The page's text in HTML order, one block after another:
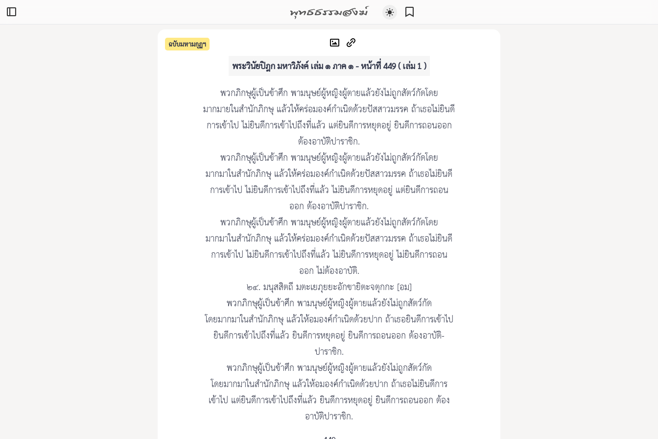
พุทธธรรมสงฆ์
ฉบับมหามกุฏฯ
พระวินัยปิฎก มหาวิภังค์ เล่ม ๑ ภาค ๑ - หน้าที่ 449 ( เล่ม 1 )
พวกภิกษุผู้เป็นข้าศึก พามนุษย์ผู้หญิงผู้ตายแล้วยังไม่ถูกสัตว์กัดโดย
มากมายในสำนักภิกษุ แล้วให้คร่อมองค์กำเนิดด้วยปัสสาวมรรค ถ้าเธอไม่ยินดี
การเข้าไป ไม่ยินดีการเข้าไปถึงที่แล้ว แต่ยินดีการหยุดอยู่ ยินดีการถอนออก
ต้องอาบัติปาราชิก.
พวกภิกษุผู้เป็นข้าศึก พามนุษย์ผู้หญิงผู้ตายแล้วยังไม่ถูกสัตว์กัดโดย
มากมาในสำนักภิกษุ แล้วให้คร่อมองค์กำเนิดด้วยปัสสาวมรรค ถ้าเธอไม่ยินดี
การเข้าไป ไม่ยินดีการเข้าไปถึงที่แล้ว ไม่ยินดีการหยุดอยู่ แต่ยินดีการถอน
ออก ต้องอาบัติปาราชิก.
พวกภิกษุผู้เป็นข้าศึก พามนุษย์ผู้หญิงผู้ตายแล้วยังไม่ถูกสัตว์กัดโดย
มากมาในสำนักภิกษุ แล้วให้คร่อมองค์กำเนิดด้วยปัสสาวมรรค ถ้าเธอไม่ยินดี
การเข้าไป ไม่ยินดีการเข้าไปถึงที่แล้ว ไม่ยินดีการหยุดอยู่ ไม่ยินดีการถอน
ออก ไม่ต้องอาบัติ.
๒๔. มนุสสิตถี มตะเยภุยยะอักขายิตะจตุกกะ [อม]
พวกภิกษุผู้เป็นข้าศึก พามนุษย์ผู้หญิงผู้ตายแล้วยังไม่ถูกสัตว์กัด
โดยมากมาในสำนักภิกษุ แล้วให้อมองค์กำเนิดด้วยปาก ถ้าเธอยินดีการเข้าไป
ยินดีการเข้าไปถึงที่แล้ว ยินดีการหยุดอยู่ ยินดีการถอนออก ต้องอาบัติ-
ปาราชิก.
พวกภิกษุผู้เป็นข้าศึก พามนุษย์ผู้หญิงผู้ตายแล้วยังไม่ถูกสัตว์กัด
โดยมากมาในสำนักภิกษุ แล้วให้อมองค์กำเนิดด้วยปาก ถ้าเธอไม่ยินดีการ
เข้าไป แต่ยินดีการเข้าไปถึงที่แล้ว ยินดีการหยุดอยู่ ยินดีการถอนออก ต้อง
อาบัติปาราชิก.